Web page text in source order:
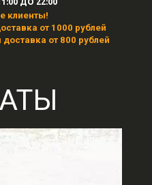
клиенты!
от 1000 рублей
от 800 рублей